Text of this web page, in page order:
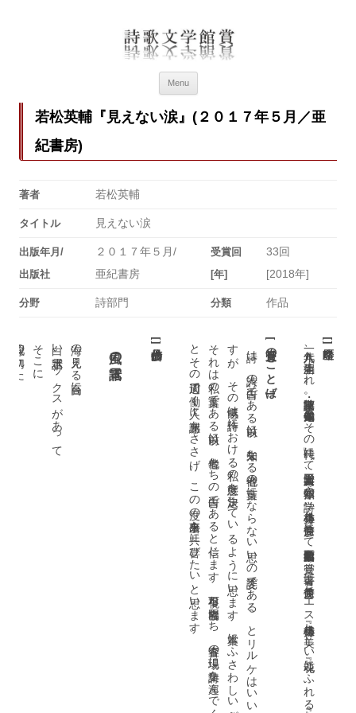
詩歌文学館賞
Menu
若松英輔『見えない涙』(２０１７年５月／亜
紀書房)
著者 若松英輔
タイトル 見えない涙
出版年月/
出版社
２０１７年５月/
亜紀書房
受賞回
[年]
33回
[2018年]
分野 詩部門 分類 作品
[
]
一九六八年、新潟生まれ。批評家・随筆家。二〇〇七年「越知保夫とその時代」にて三田文学新人賞、一六 年『叡知の詩学 小林秀雄と井筒俊彦』にて西脇順三郎学術賞を受賞。著書に『井筒俊彦』『イエス伝』『小林秀雄 美しい花』『魂にふれる』『生きる哲学』『悲しみの秘義』『言葉の贈り物』など。
[
受賞のことば
]
。
[
]
風の電話
海の見える高台に
白い電話ボックスがあって
そこに
配線の切れた